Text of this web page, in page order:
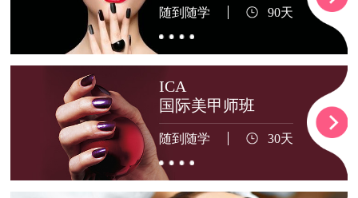
随到随学 90天
ICA
国际美甲师班
随到随学 30天